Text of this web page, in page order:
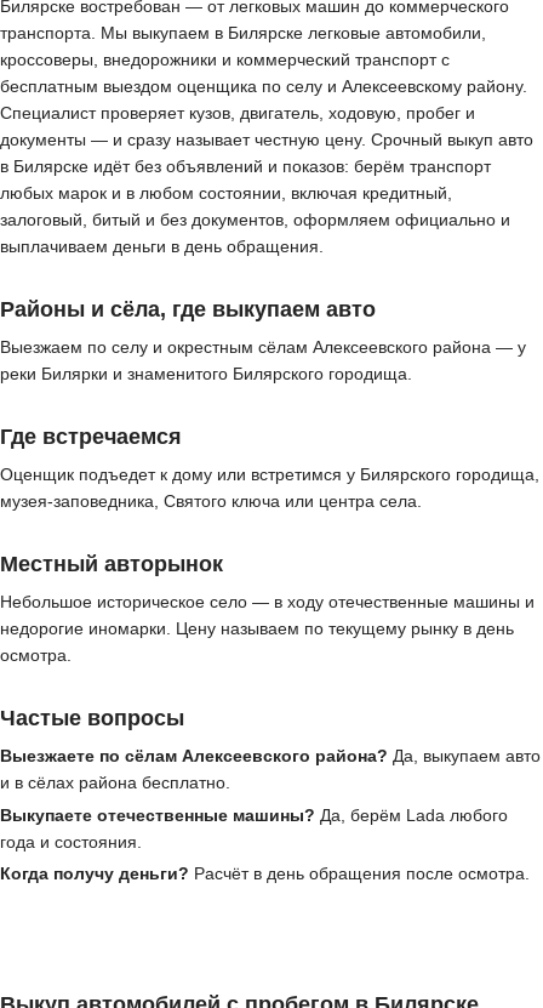
Билярске востребован — от легковых машин до коммерческого
транспорта. Мы выкупаем в Билярске легковые автомобили,
кроссоверы, внедорожники и коммерческий транспорт с
бесплатным выездом оценщика по селу и Алексеевскому району.
Специалист проверяет кузов, двигатель, ходовую, пробег и
документы — и сразу называет честную цену. Срочный выкуп авто
в Билярске идёт без объявлений и показов: берём транспорт
любых марок и в любом состоянии, включая кредитный,
залоговый, битый и без документов, оформляем официально и
выплачиваем деньги в день обращения.
Районы и сёла, где выкупаем авто
Выезжаем по селу и окрестным сёлам Алексеевского района — у
реки Билярки и знаменитого Билярского городища.
Где встречаемся
Оценщик подъедет к дому или встретимся у Билярского городища,
музея-заповедника, Святого ключа или центра села.
Местный авторынок
Небольшое историческое село — в ходу отечественные машины и
недорогие иномарки. Цену называем по текущему рынку в день
осмотра.
Частые вопросы
Выезжаете по сёлам Алексеевского района? Да, выкупаем авто
и в сёлах района бесплатно.
Выкупаете отечественные машины? Да, берём Lada любого
года и состояния.
Когда получу деньги? Расчёт в день обращения после осмотра.